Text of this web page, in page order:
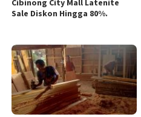
Cibinong City Mall Latenite
Sale Diskon Hingga 80%.